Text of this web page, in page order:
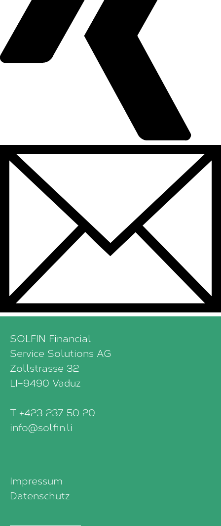
SOLFIN Financial
Service Solutions AG
Zollstrasse 32
LI–9490 Vaduz
T +423 237 50 20
info@solfin.li
Impressum
Datenschutz